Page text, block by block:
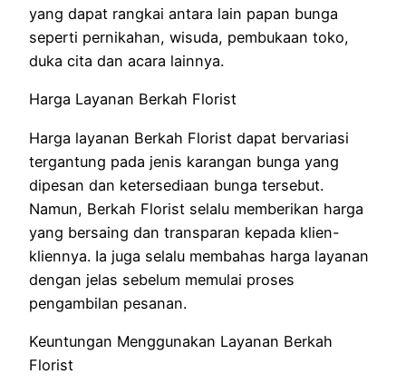
yang dapat rangkai antara lain papan bunga
seperti pernikahan, wisuda, pembukaan toko,
duka cita dan acara lainnya.
Harga Layanan Berkah Florist
Harga layanan Berkah Florist dapat bervariasi
tergantung pada jenis karangan bunga yang
dipesan dan ketersediaan bunga tersebut.
Namun, Berkah Florist selalu memberikan harga
yang bersaing dan transparan kepada klien-
kliennya. Ia juga selalu membahas harga layanan
dengan jelas sebelum memulai proses
pengambilan pesanan.
Keuntungan Menggunakan Layanan Berkah
Florist